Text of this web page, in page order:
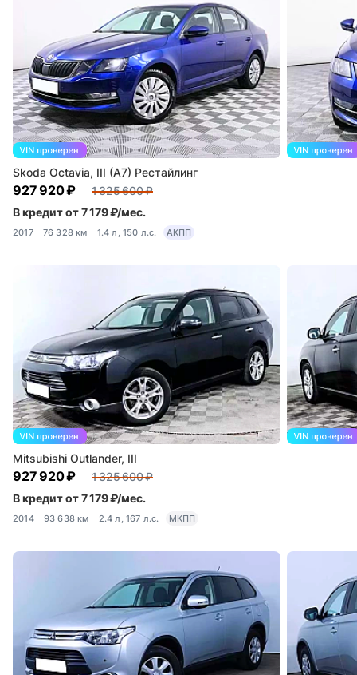
Skoda Octavia, III (A7) Рестайлинг
927 920 ₽
1 325 600 ₽
В кредит от 7 179 ₽/мес.
2017 76 328 км 1.4 л, 150 л.с. АКПП
Mitsubishi Outlander, III
927 920 ₽
1 325 600 ₽
В кредит от 7 179 ₽/мес.
2014 93 638 км 2.4 л, 167 л.с. МКПП